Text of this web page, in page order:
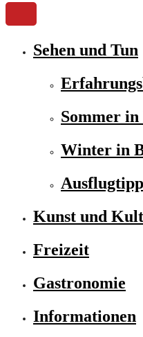
Sehen und Tun
Sommer
Winter in
Kunst und
Freizeit
Gastronomie
Informationen